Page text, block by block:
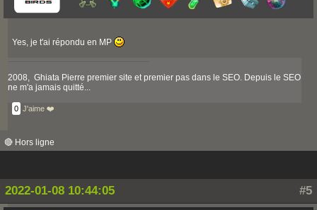
Yes, je t'ai répondu en MP
2008, Ghiata Pierre premier site et premier pas dans le SEO. Depuis le SEO
ne m'a jamais quitté...
0 J'aime ❤️
🔴 Hors ligne
#5
2022-01-08 10:44:05